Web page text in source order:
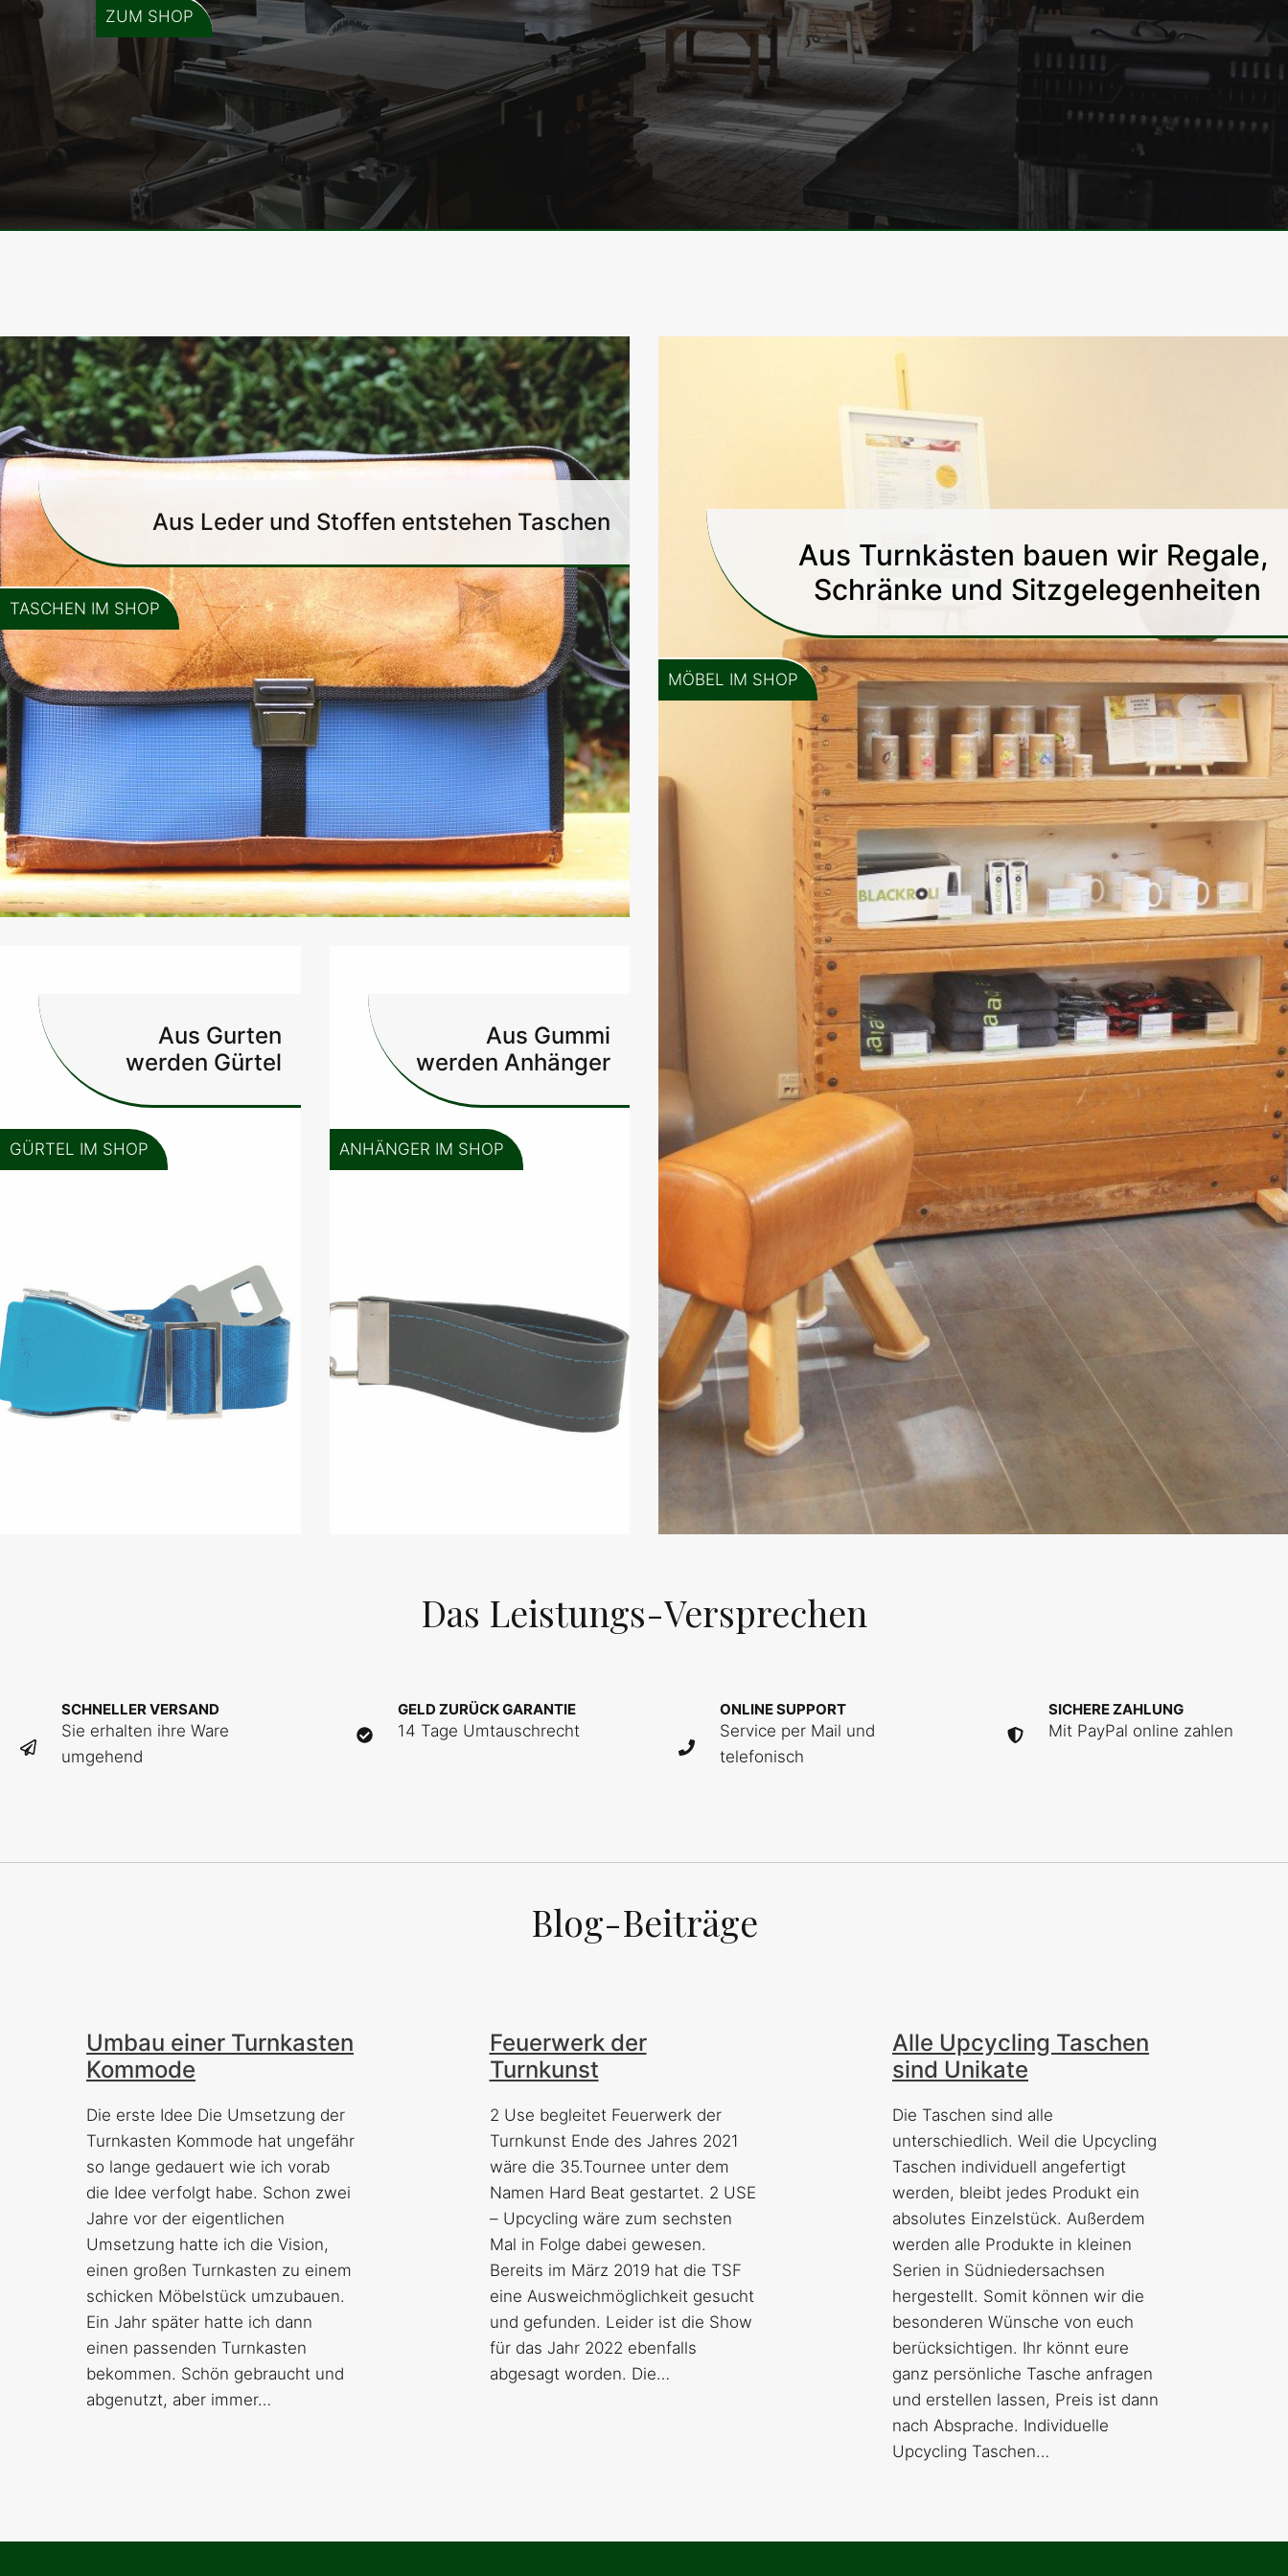
ZUM SHOP
Aus Leder und Stoffen entstehen Taschen
TASCHEN IM SHOP
Aus Gurten
werden Gürtel
GÜRTEL IM SHOP
Aus Gummi
werden Anhänger
ANHÄNGER IM SHOP
Aus Turnkästen bauen wir Regale,
Schränke und Sitzgelegenheiten
MÖBEL IM SHOP
Das Leistungs-Versprechen
SCHNELLER VERSAND
Sie erhalten ihre Ware
umgehend
GELD ZURÜCK GARANTIE
14 Tage Umtauschrecht
ONLINE SUPPORT
Service per Mail und
telefonisch
SICHERE ZAHLUNG
Mit PayPal online zahlen
Blog-Beiträge
Umbau einer Turnkasten
Kommode
Die erste Idee Die Umsetzung der
Turnkasten Kommode hat ungefähr
so lange gedauert wie ich vorab
die Idee verfolgt habe. Schon zwei
Jahre vor der eigentlichen
Umsetzung hatte ich die Vision,
einen großen Turnkasten zu einem
schicken Möbelstück umzubauen.
Ein Jahr später hatte ich dann
einen passenden Turnkasten
bekommen. Schön gebraucht und
abgenutzt, aber immer…
Feuerwerk der
Turnkunst
2 Use begleitet Feuerwerk der
Turnkunst Ende des Jahres 2021
wäre die 35.Tournee unter dem
Namen Hard Beat gestartet. 2 USE
– Upcycling wäre zum sechsten
Mal in Folge dabei gewesen.
Bereits im März 2019 hat die TSF
eine Ausweichmöglichkeit gesucht
und gefunden. Leider ist die Show
für das Jahr 2022 ebenfalls
abgesagt worden. Die…
Alle Upcycling Taschen
sind Unikate
Die Taschen sind alle
unterschiedlich. Weil die Upcycling
Taschen individuell angefertigt
werden, bleibt jedes Produkt ein
absolutes Einzelstück. Außerdem
werden alle Produkte in kleinen
Serien in Südniedersachsen
hergestellt. Somit können wir die
besonderen Wünsche von euch
berücksichtigen. Ihr könnt eure
ganz persönliche Tasche anfragen
und erstellen lassen, Preis ist dann
nach Absprache. Individuelle
Upcycling Taschen…